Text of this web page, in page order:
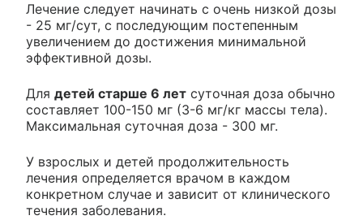
Лечение следует начинать с очень низкой дозы
- 25 мг/сут, с последующим постепенным
увеличением до достижения минимальной
эффективной дозы.
Для детей старше 6 лет суточная доза обычно
составляет 100-150 мг (3-6 мг/кг массы тела).
Максимальная суточная доза - 300 мг.
У взрослых и детей продолжительность
лечения определяется врачом в каждом
конкретном случае и зависит от клинического
течения заболевания.